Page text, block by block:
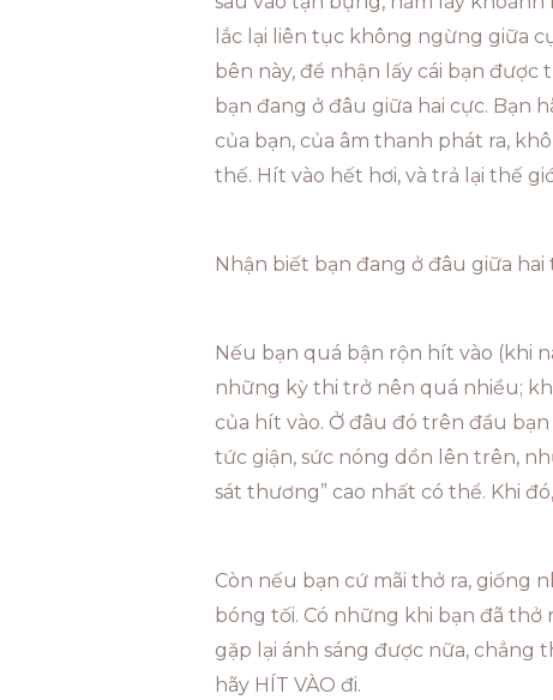
lắc lại liên tục không ngừng giữa
bên này, để nhận lấy cái bạn
bạn đang ở đâu giữa hai cực. Bạn
của bạn, của âm thanh phát ra,
thế. Hít vào hết hơi, và trả lại thế
Nhận biết bạn đang ở đâu giữa
Nếu bạn quá bận rộn hít vào (khi
những kỳ thi trở nên quá nhiều;
của hít vào. Ở đâu đó trên đầu
tức giận, sức nóng dồn lên trên,
sát thương” cao nhất có thể. Khi
Còn nếu bạn cứ mãi thở ra, giống
bóng tối. Có những khi bạn đã thở
gặp lại ánh sáng được nữa, chẳng
hãy HÍT VÀO đi.